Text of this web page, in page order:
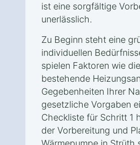
ist eine sorgfältige
unerlässlich.
Zu Beginn steht eine
individuellen
spielen Faktoren wie
bestehende
Gegebenheiten Ihrer
gesetzliche Vorgaben
Checkliste für Schritt 1
der Vorbereitung und